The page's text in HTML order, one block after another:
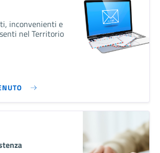
inconvenienti e
nel Territorio